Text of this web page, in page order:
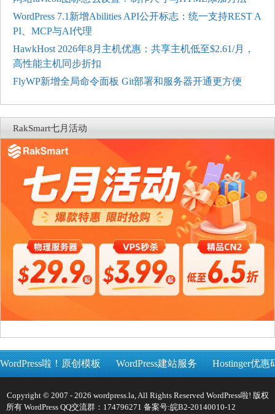
WordPress 7.1新增Abilities API公开标志：统一支持REST A
PI、MCP与AI代理
HawkHost 2026年8月主机优惠：共享主机低至$2.61/月，
高性能主机同步折扣
FlyWP新增全局命令面板 Git部署和服务器开通更方便
RakSmart七月活动
WordPress啦！原创模板 WordPress建站服务 Hostinger优惠
Copyright © 2007 - 2026 wordpress.la, All Rights Reserved WordPress啦! 版权
所有 WordPress QQ交流群：174796271 备案号:皖B2-20140010-12